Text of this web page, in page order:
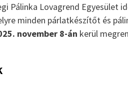
Pálinka Lovagrend Egyesület
minden párlatkészítőt és
november 8-án kerül